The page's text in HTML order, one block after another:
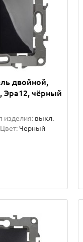
двойной,
Эра12, чёрный
изделия: выкл.
Цвет:Черный